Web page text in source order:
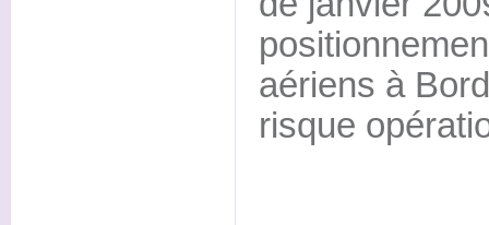
aériens à
risque